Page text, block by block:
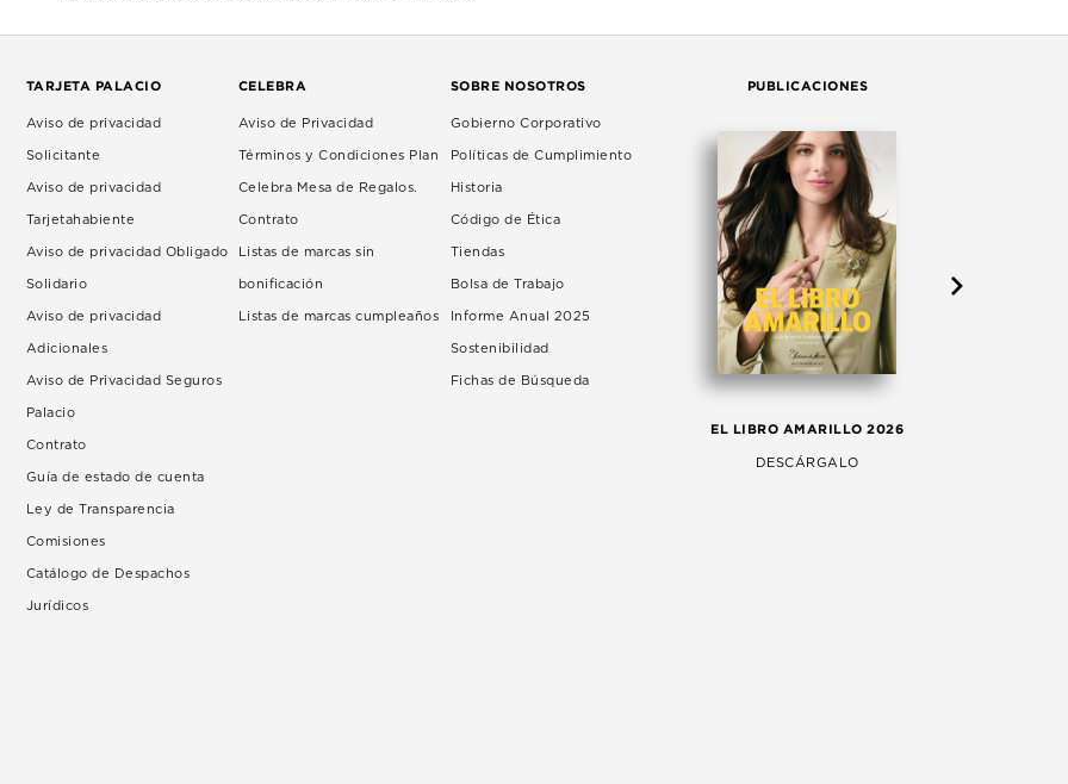
TARJETA PALACIO
Aviso de privacidad
Solicitante
Aviso de privacidad
Tarjetahabiente
Aviso de privacidad Obligado
Solidario
Aviso de privacidad
Adicionales
Aviso de Privacidad Seguros
Palacio
Contrato
Guía de estado de cuenta
Ley de Transparencia
Comisiones
Catálogo de Despachos
Jurídicos
CELEBRA
Aviso de Privacidad
Términos y Condiciones Plan
Celebra Mesa de Regalos.
Contrato
Listas de marcas sin
bonificación
Listas de marcas cumpleaños
SOBRE NOSOTROS
Gobierno Corporativo
Políticas de Cumplimiento
Historia
Código de Ética
Tiendas
Bolsa de Trabajo
Informe Anual 2025
Sostenibilidad
Fichas de Búsqueda
PUBLICACIONES
EL LIBRO AMARILLO 2026
DESCÁRGALO